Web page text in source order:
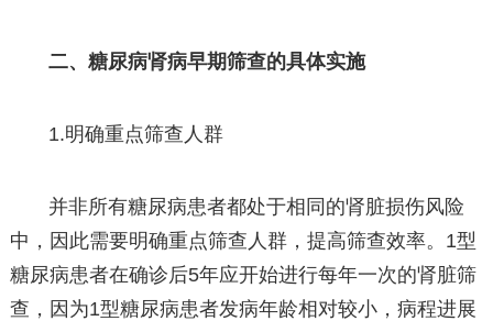
二、糖尿病肾病早期筛查的具体实施
1.明确重点筛查人群
并非所有糖尿病患者都处于相同的肾脏损伤风险
中，因此需要明确重点筛查人群，提高筛查效率。1型
糖尿病患者在确诊后5年应开始进行每年一次的肾脏筛
查，因为1型糖尿病患者发病年龄相对较小，病程进展